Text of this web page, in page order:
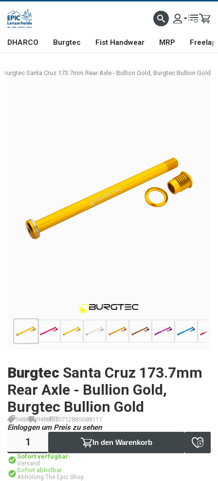
DHARCO Burgtec Fist Handwear MRP Freelap
Burgtec Santa Cruz 173.7mm Rear Axle - Bullion Gold, Burgtec Bullion Gold
Burgtec Santa Cruz 173.7mm
Rear Axle - Bullion Gold,
Burgtec Bullion Gold
9488 9488 0712885688111
Einloggen um Preis zu sehen
In den Warenkorb
Sofort verfügbar
Versand
Sofort abholbar
Abholung The Epic Shop